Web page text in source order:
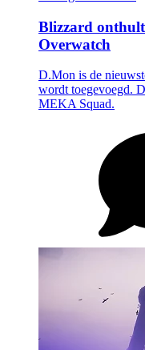
Blizzard
Overwatch
D.Mon is de
wordt toegevoegd.
MEKA Squad.